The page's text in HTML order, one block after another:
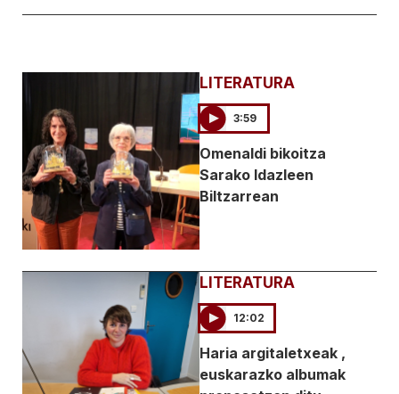
LITERATURA
3:59
Omenaldi bikoitza
Sarako Idazleen
Biltzarrean
LITERATURA
12:02
Haria argitaletxeak ,
euskarazko albumak